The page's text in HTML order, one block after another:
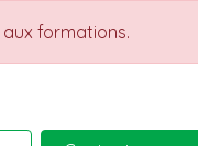
formations.